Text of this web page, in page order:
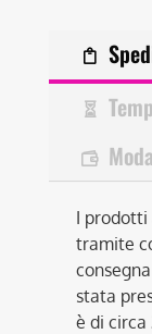
I prodotti
tramite
stata
è di circa